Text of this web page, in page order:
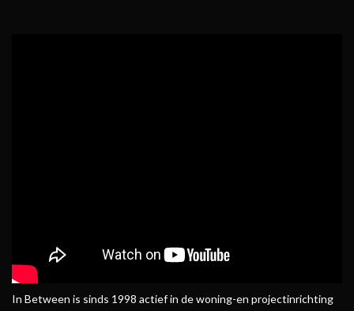
In Between is sinds 1998 actief in de woning-en projectinrichting